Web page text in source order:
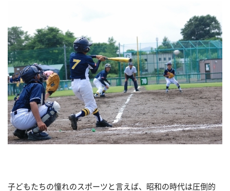
子どもたちの憧れのスポーツと言えば、昭和の時代は圧倒的